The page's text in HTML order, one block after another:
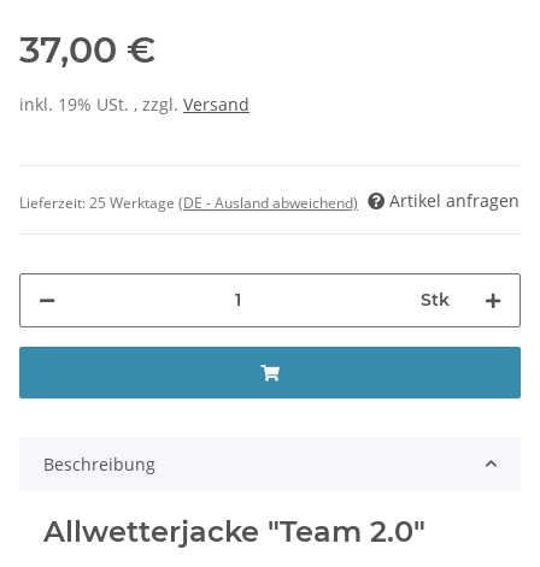
37,00 €
inkl. 19% USt. , zzgl. Versand
Lieferzeit:25 Werktage (DE - Ausland abweichend) Artikel anfragen
Stk
Beschreibung
Allwetterjacke "Team 2.0"